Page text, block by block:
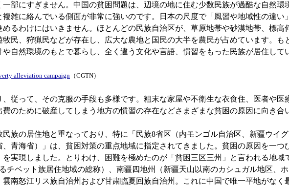
部にすぎません。中国の貧困問題は、辺境の地に住む少数民族が過酷な自然
雑に絡んでいる側面が非常に強いのです。日本の尺度で「風習や地域性の違
るわけにはいきません。ほとんどの民族自治区が、草原地帯や砂漠地帯、標
民、狩猟民などが存在し、広大な農地と国民の大半を農民が占めています。
自然環境のもとで暮らし、全く違う文化や言語、慣習をもった民族が居住して
alleviation campaign （CGTN）
従って、その克服の手段も多様です。粗末な家屋や不衛生な衣食住、医者や医
のために破産してしまう地方の慣習の存在などさまざまな貧困の原因に向き
族の居住地と重なっており、特に「民族8省区（内モンゴル自治区、新疆ウイ
青海省）」は、貧困対策の重点地域に指定されてきました。貧困の原因を一つ
実現しました。とりわけ、困難を極めたのが「貧困三区三州」と言われる地
チベット族居住地域の総称）、南疆四地州（新疆天山以南のカシュガル地区、
南怒江リス族自治州および甘粛臨夏回族自治州。これに中国で唯一平地がなく